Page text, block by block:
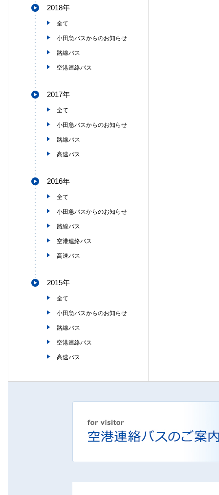
2018年
全て
小田急バスからのお知らせ
路線バス
空港連絡バス
2017年
全て
小田急バスからのお知らせ
路線バス
高速バス
2016年
全て
小田急バスからのお知らせ
路線バス
空港連絡バス
高速バス
2015年
全て
小田急バスからのお知らせ
路線バス
空港連絡バス
高速バス